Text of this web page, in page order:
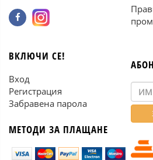
ВКЛЮЧИ СЕ!
Вход
Регистрация
Забравена парола
МЕТОДИ ЗА ПЛАЩАНЕ